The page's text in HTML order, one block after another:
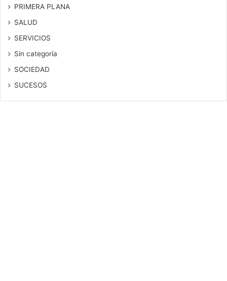
PRIMERA PLANA
SALUD
SERVICIOS
Sin categoría
SOCIEDAD
SUCESOS